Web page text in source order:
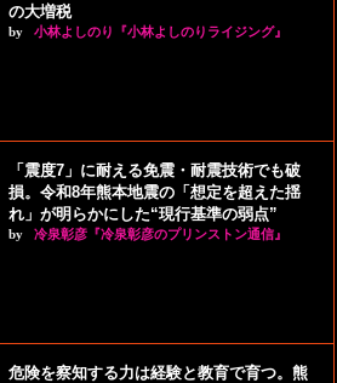
の大増税
by 小林よしのり『小林よしのりライジング』
「震度7」に耐える免震・耐震技術でも破
損。令和8年熊本地震の「想定を超えた揺
れ」が明らかにした“現行基準の弱点”
by 冷泉彰彦『冷泉彰彦のプリンストン通信』
危険を察知する力は経験と教育で育つ。熊